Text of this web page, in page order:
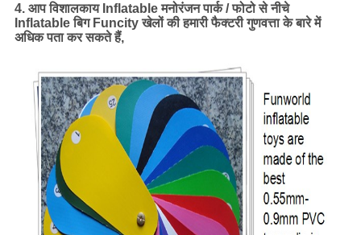
4. आपविशालकाय Inflatable मनोरंजन पार्क /फोटो से नीचे
Inflatable बिग Funcity खेलों कीहमारी फैक्टरी गुणवत्ता के बारे में
अधिक पता कर सकते हैं,